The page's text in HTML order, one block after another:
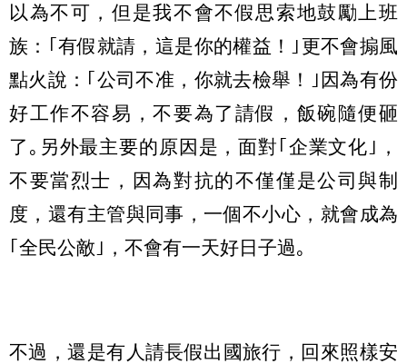
以為不可，但是我不會不假思索地鼓勵上班
族：｢有假就請，這是你的權益！｣更不會搧風
點火說：｢公司不准，你就去檢舉！｣因為有份
好工作不容易，不要為了請假，飯碗隨便砸
了｡另外最主要的原因是，面對｢企業文化｣，
不要當烈士，因為對抗的不僅僅是公司與制
度，還有主管與同事，一個不小心，就會成為
｢全民公敵｣，不會有一天好日子過｡
不過，還是有人請長假出國旅行，回來照樣安